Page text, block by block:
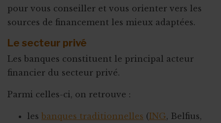
pour vous conseiller et vous orienter vers les
sources de financement les mieux adaptées.
Le secteur privé
Les banques constituent le principal acteur
financier du secteur privé.
Parmi celles-ci, on retrouve :
les banques traditionnelles (ING, Belfius,